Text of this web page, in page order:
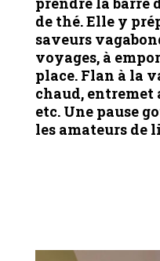
de thé. Elle y
saveurs
voyages, à
place. Flan à la
chaud, entremet
etc. Une pause
les amateurs de